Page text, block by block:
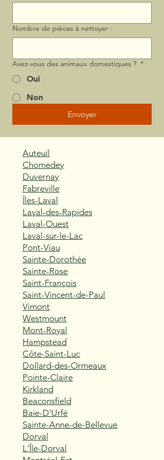
Nombre de pièces à nettoyer :
Avez-vous des animaux domestiques ? *
Oui
Non
Envoyer
Auteuil
Chomedey
Duvernay
Fabreville
Îles-Laval
Laval-des-Rapides
Laval-Ouest
Laval-sur-le-Lac
Pont-Viau
Sainte-Dorothée
Sainte-Rose
Saint-François
Saint-Vincent-de-Paul
Vimont
Westmount
Mont-Royal
Hampstead
Côte-Saint-Luc
Dollard-des-Ormeaux
Pointe-Claire
Kirkland
Beaconsfield
Baie-D'Urfé
Sainte-Anne-de-Bellevue
Dorval
L'Île-Dorval